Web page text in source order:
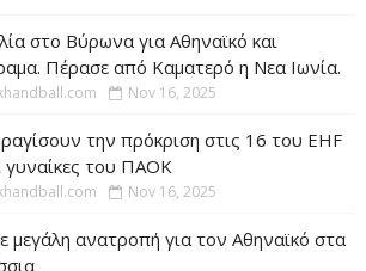
στο Βύρωνα για Αθηναϊκό και
Πέρασε από Καματερό η Νεα Ιωνία.
Nov 16, 2025
την πρόκριση στις 16 του EHF
γυναίκες του ΠΑΟΚ
Nov 16, 2025
μεγάλη ανατροπή για τον Αθηναϊκό στα